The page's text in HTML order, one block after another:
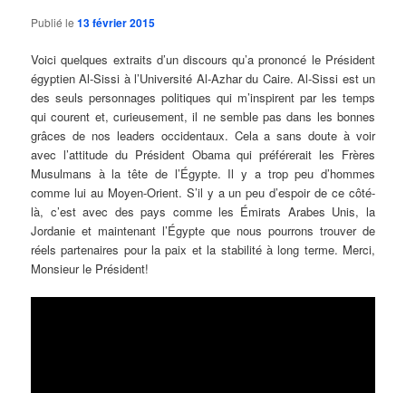
Publié le13 février 2015
Voici quelques extraits d’un discours qu’a prononcé le Président
égyptien Al-Sissi à l’Université Al-Azhar du Caire. Al-Sissi est un
des seuls personnages politiques qui m’inspirent par les temps
qui courent et, curieusement, il ne semble pas dans les bonnes
grâces de nos leaders occidentaux. Cela a sans doute à voir
avec l’attitude du Président Obama qui préférerait les Frères
Musulmans à la tête de l’Égypte. Il y a trop peu d’hommes
comme lui au Moyen-Orient. S’il y a un peu d’espoir de ce côté-
là, c’est avec des pays comme les Émirats Arabes Unis, la
Jordanie et maintenant l’Égypte que nous pourrons trouver de
réels partenaires pour la paix et la stabilité à long terme. Merci,
Monsieur le Président!